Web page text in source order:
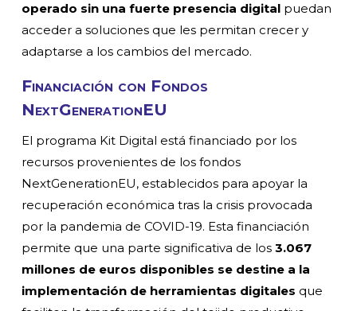
operado sin una fuerte presencia digital puedan
acceder a soluciones que les permitan crecer y
adaptarse a los cambios del mercado.
Financiación con Fondos
NextGenerationEU
El programa Kit Digital está financiado por los
recursos provenientes de los fondos
NextGenerationEU, establecidos para apoyar la
recuperación económica tras la crisis provocada
por la pandemia de COVID-19. Esta financiación
permite que una parte significativa de los3.067
millones de euros disponibles se destine a la
implementación de herramientas digitales que